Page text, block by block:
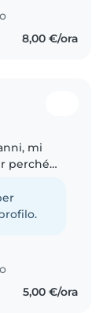
dato
8,00 €/ora
mi
perché
fare
5,00 €/ora